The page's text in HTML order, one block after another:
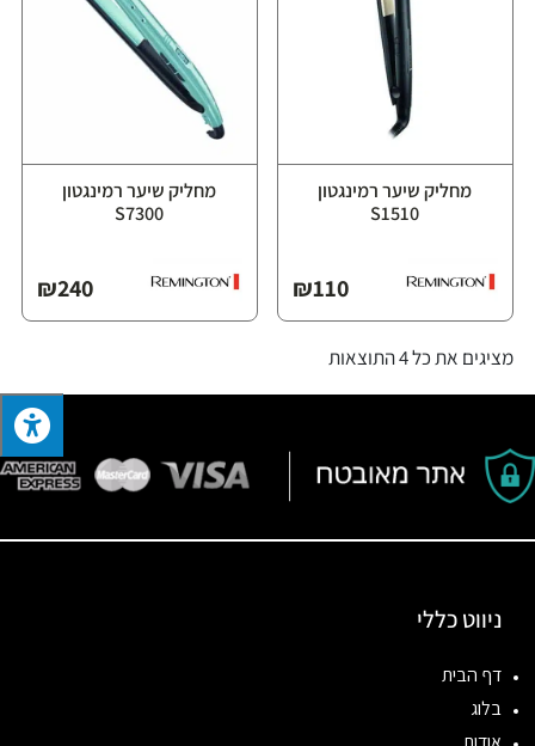
מחליק שיער רמינגטון
S1510
₪110
מחליק שיער רמינגטון
S7300
₪240
מציגים את כל ⁦4⁩ התוצאות
ניווט כללי
דף הבית
בלוג